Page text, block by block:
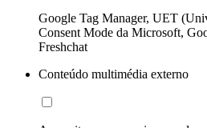
Google Tag Manager, UET
Consent Mode da Microsoft,
Freshchat
Conteúdo multimédia externo